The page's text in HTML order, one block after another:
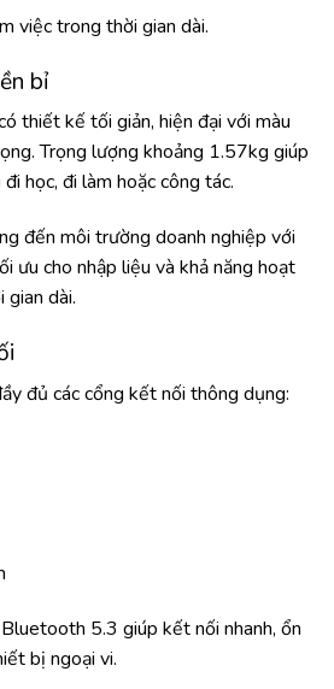
việc trong thời gian dài.
bỉ
thiết kế tối giản, hiện đại với màu
Trọng lượng khoảng 1.57kg giúp
học, đi làm hoặc công tác.
đến môi trường doanh nghiệp với
ưu cho nhập liệu và khả năng hoạt
dài.
đủ các cổng kết nối thông dụng:
5.3 giúp kết nối nhanh, ổn
bị ngoại vi.